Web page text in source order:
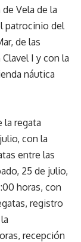
Vela de la
patrocinio del
de las
I y con la
náutica
la regata
con la
entre las
25 de julio,
horas, con
registro
recepción